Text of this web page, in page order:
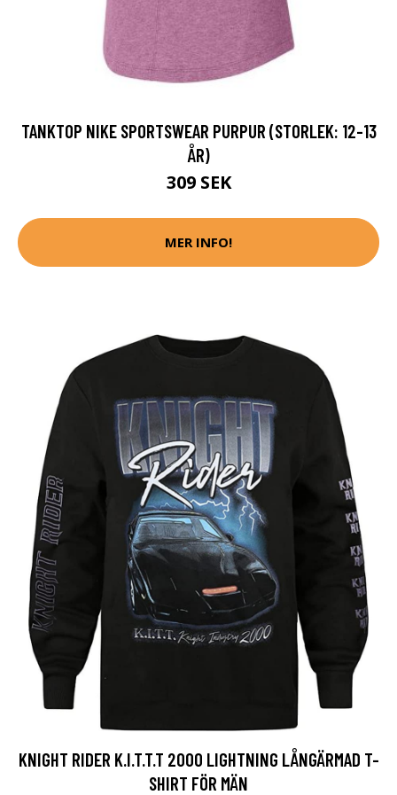
TANKTOP NIKE SPORTSWEAR PURPUR (STORLEK: 12-13
ÅR)
309 SEK
MER INFO!
KNIGHT RIDER K.I.T.T.T 2000 LIGHTNING LÅNGÄRMAD T-
SHIRT FÖR MÄN